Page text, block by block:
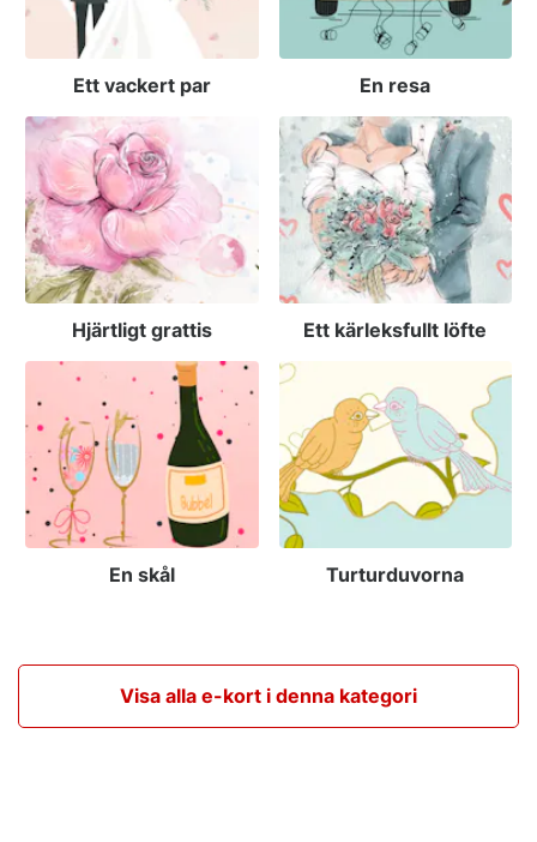
Ett vackert par En resa
Hjärtligt grattis Ett kärleksfullt löfte
En skål Turturduvorna
Visa alla e-kort i denna kategori